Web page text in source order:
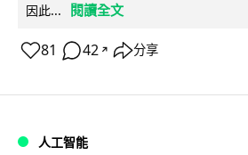
因此...
閱讀全文
81 42 ↗ 分享
人工智能